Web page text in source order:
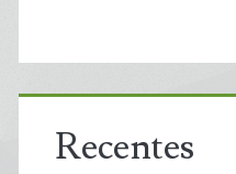
Recentes